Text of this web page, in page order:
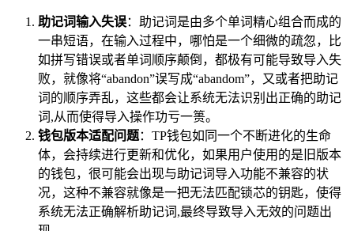
助记词输入失误：助记词是由多个单词精心组合而成的
一串短语，在输入过程中，哪怕是一个细微的疏忽，比
如拼写错误或者单词顺序颠倒，都极有可能导致导入失
败，就像将“abandon”误写成“abandom”，又或者把助记
词的顺序弄乱，这些都会让系统无法识别出正确的助记
词,从而使得导入操作功亏一篑。
钱包版本适配问题：TP钱包如同一个不断进化的生命
体，会持续进行更新和优化，如果用户使用的是旧版本
的钱包，很可能会出现与助记词导入功能不兼容的状
况，这种不兼容就像是一把无法匹配锁芯的钥匙，使得
系统无法正确解析助记词,最终导致导入无效的问题出